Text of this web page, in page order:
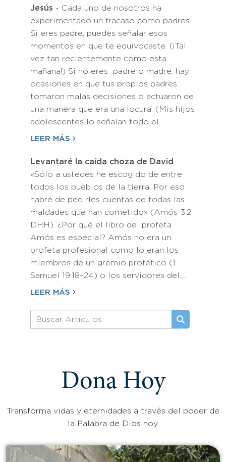
Jesús - Cada uno de nosotros ha
experimentado un fracaso como padres.
Si eres padre, puedes señalar esos
momentos en que te equivocaste. (¡Tal
vez tan recientemente como esta
mañana!) Si no eres padre o madre, hay
ocasiones en que tus propios padres
tomaron malas decisiones o actuaron de
una manera que era una locura. (Mis hijos
adolescentes lo señalan todo el…
LEER MÁS
Levantaré la caída choza de David -
«Sólo a ustedes he escogido de entre
todos los pueblos de la tierra. Por eso
habré de pedirles cuentas de todas las
maldades que han cometido» (Amós 3:2
DHH). ¿Por qué el libro del profeta
Amós es especial? Amós no era un
profeta profesional como lo eran los
miembros de un gremio profético (1
Samuel 19:18–24) o los servidores del…
LEER MÁS
Dona Hoy
Transforma vidas y eternidades a través del poder de
la Palabra de Dios hoy.